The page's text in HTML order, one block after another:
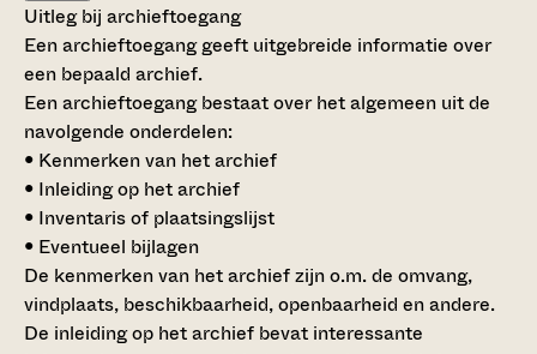
Uitleg bij archieftoegang
Een archieftoegang geeft uitgebreide informatie over
een bepaald archief.
Een archieftoegang bestaat over het algemeen uit de
navolgende onderdelen:
• Kenmerken van het archief
• Inleiding op het archief
• Inventaris of plaatsingslijst
• Eventueel bijlagen
De kenmerken van het archief zijn o.m. de omvang,
vindplaats, beschikbaarheid, openbaarheid en andere.
De inleiding op het archief bevat interessante